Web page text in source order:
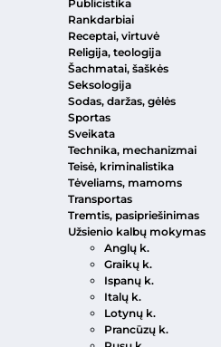
Publicistika
Rankdarbiai
Receptai, virtuvė
Religija, teologija
Šachmatai, šaškės
Seksologija
Sodas, daržas, gėlės
Sportas
Sveikata
Technika, mechanizmai
Teisė, kriminalistika
Tėveliams, mamoms
Transportas
Tremtis, pasipriešinimas
Užsienio kalbų mokymas
Anglų k.
Graikų k.
Ispanų k.
Italų k.
Lotynų k.
Prancūzų k.